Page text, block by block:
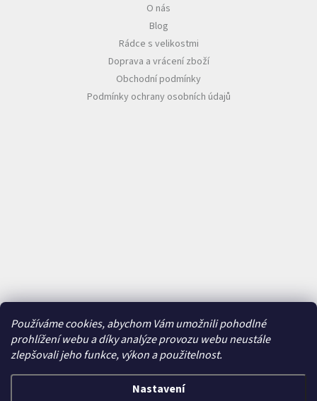
Používáme cookies, abychom Vám umožnili pohodlné
prohlížení webu a díky analýze provozu webu neustále
zlepšovali jeho funkce, výkon a použitelnost.
Nastavení
O nás
Blog
Rádce s velikostmi
Doprava a vrácení zboží
Obchodní podmínky
Podmínky ochrany osobních údajů
Vytvořil Shoptet